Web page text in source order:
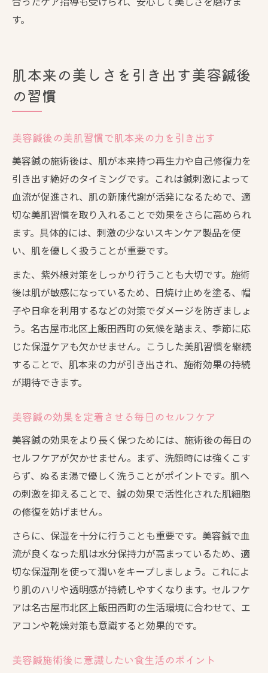
す。
肌本来の美しさを引き出す美容鍼後
の習慣
美容鍼後の美肌習慣で肌本来の力を引き出す
美容鍼の施術後は、肌が本来持つ再生力や自己修復力を
引き出す絶好のタイミングです。これは鍼刺激によって
血流が促進され、肌の新陳代謝が活発になるためで、適
切な美肌習慣を取り入れることで効果をさらに高められ
ます。具体的には、刺激の少ないスキンケア製品を使
い、肌を優しく扱うことが重要です。
また、紫外線対策をしっかり行うことも大切です。施術
後は肌が敏感になっているため、日焼け止めを塗る、帽
子や日傘を利用するなどの対策でダメージを防ぎましょ
う。名古屋市北区上飯田西町の気候を踏まえ、季節に応
じた保湿ケアも欠かせません。こうした美肌習慣を継続
することで、肌本来の力が引き出され、施術効果の持続
が期待できます。
美容鍼の効果を定着させる毎日のセルフケア
美容鍼の効果をより長く保つためには、施術後の毎日の
セルフケアが欠かせません。まず、洗顔時には強くこす
らず、ぬるま湯で優しく洗うことがポイントです。肌へ
の刺激を抑えることで、鍼の効果で活性化された肌細胞
の修復を妨げません。
さらに、保湿を十分に行うことも重要です。美容鍼で血
流が良くなった肌は水分保持力が高まっているため、適
切な保湿剤を使って潤いをキープしましょう。これによ
り肌のハリや透明感が持続しやすくなります。セルフケ
アは名古屋市北区上飯田西町の生活環境に合わせて、エ
アコンや乾燥対策も意識すると効果的です。
美容鍼施術後に意識したい食生活のポイント